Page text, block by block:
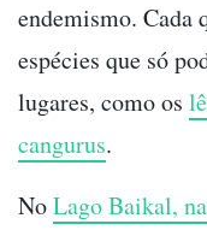
endemismo. Cada
espécies que só
lugares, como os
cangurus.
NoLago Baikal,